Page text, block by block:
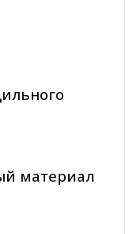
материал